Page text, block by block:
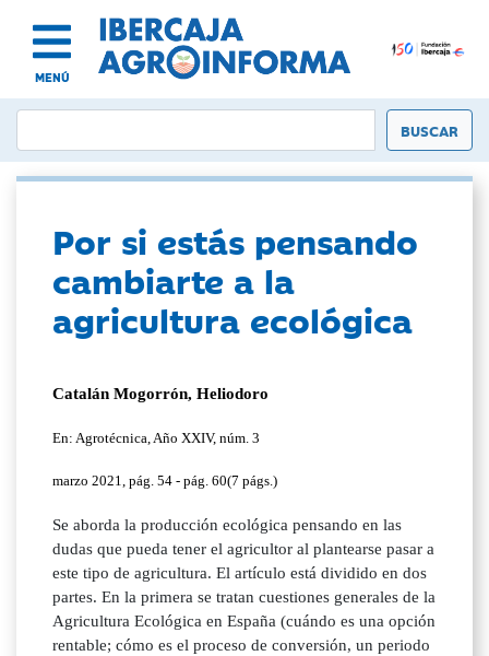
MENÚ
Por si estás pensando
cambiarte a la
agricultura ecológica
Catalán Mogorrón, Heliodoro
En: Agrotécnica, Año XXIV, núm. 3
marzo 2021, pág. 54 - pág. 60(7 págs.)
Se aborda la producción ecológica pensando en las
dudas que pueda tener el agricultor al plantearse pasar a
este tipo de agricultura. El artículo está dividido en dos
partes. En la primera se tratan cuestiones generales de la
Agricultura Ecológica en España (cuándo es una opción
rentable; cómo es el proceso de conversión, un periodo